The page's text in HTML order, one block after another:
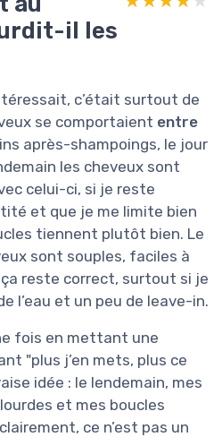
il les
c’était surtout de
se comportaient entre
après-shampoings, le jour
les cheveux sont
celui-ci, si je reste
et que je me limite bien
tiennent plutôt bien. Le
sont souples, faciles à
reste correct, surtout si je
l’eau et un peu de leave-in.
fois en mettant une
"plus j’en mets, plus ce
idée : le lendemain, mes
et mes boucles
ce n’est pas un